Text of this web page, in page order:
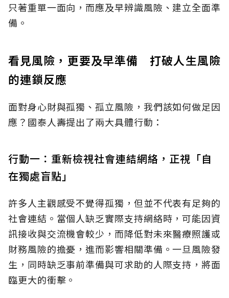
只著重單一面向，而應及早辨識風險、建立全面準
備。
看見風險，更要及早準備 打破人生風險
的連鎖反應
面對身心財與孤獨、孤立風險，我們該如何做足因
應？國泰人壽提出了兩大具體行動：
行動一：重新檢視社會連結網絡，正視「自
在獨處盲點」
許多人主觀感受不覺得孤獨，但並不代表有足夠的
社會連結。當個人缺乏實際支持網絡時，可能因資
訊接收與交流機會較少，而降低對未來醫療照護或
財務風險的擔憂，進而影響相關準備。一旦風險發
生，同時缺乏事前準備與可求助的人際支持，將面
臨更大的衝擊。